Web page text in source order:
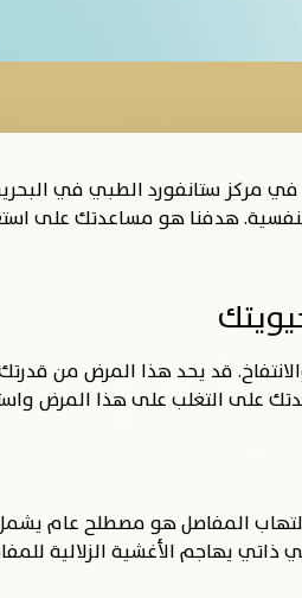
مركز ستانفورد الطبي في
هدفنا هو مساعدتك على
قد يحد هذا المرض من
على التغلب على هذا المرض
المفاصل هو مصطلح عام
يهاجم الأغشية الزلالية